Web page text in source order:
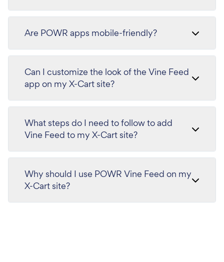
Are POWR apps mobile-friendly?
Can I customize the look of the Vine Feed
app on my X-Cart site?
What steps do I need to follow to add
Vine Feed to my X-Cart site?
Why should I use POWR Vine Feed on my
X-Cart site?